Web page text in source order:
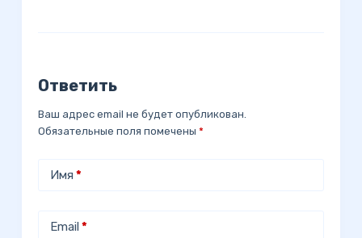
Ответить
Ваш адрес email не будет опубликован.
Обязательные поля помечены *
Имя *
Email*